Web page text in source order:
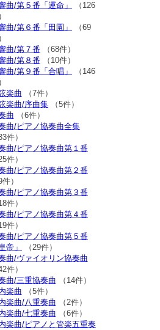
曲/第５番「運命」
（126
曲/第６番「田園」
（69
曲/第７番 （68件）
曲/第８番 （10件）
曲/第９番「合唱」
（146
楽曲 （7件）
楽曲/序曲集 （5件）
曲 （6件）
曲/ピアノ協奏曲全集
件）
曲/ピアノ協奏曲第１番
件）
曲/ピアノ協奏曲第２番
件）
曲/ピアノ協奏曲第３番
件）
曲/ピアノ協奏曲第４番
件）
曲/ピアノ協奏曲第５番
帝」
（29件）
曲/ヴァイオリン協奏曲
件）
曲/三重協奏曲 （14件）
楽曲 （5件）
楽曲/八重奏曲 （2件）
楽曲/七重奏曲 （6件）
楽曲/ピアノと管楽五重奏